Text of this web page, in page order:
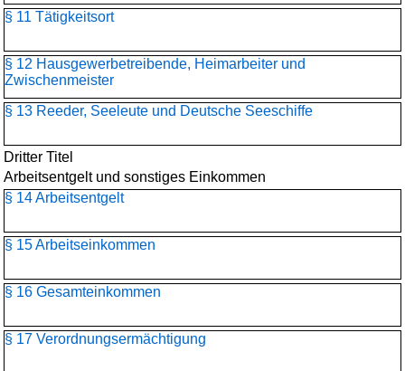
§ 11 Tätigkeitsort
§ 12 Hausgewerbetreibende, Heimarbeiter und
Zwischenmeister
§ 13 Reeder, Seeleute und Deutsche Seeschiffe
Dritter Titel
Arbeitsentgelt und sonstiges Einkommen
§ 14 Arbeitsentgelt
§ 15 Arbeitseinkommen
§ 16 Gesamteinkommen
§ 17 Verordnungsermächtigung